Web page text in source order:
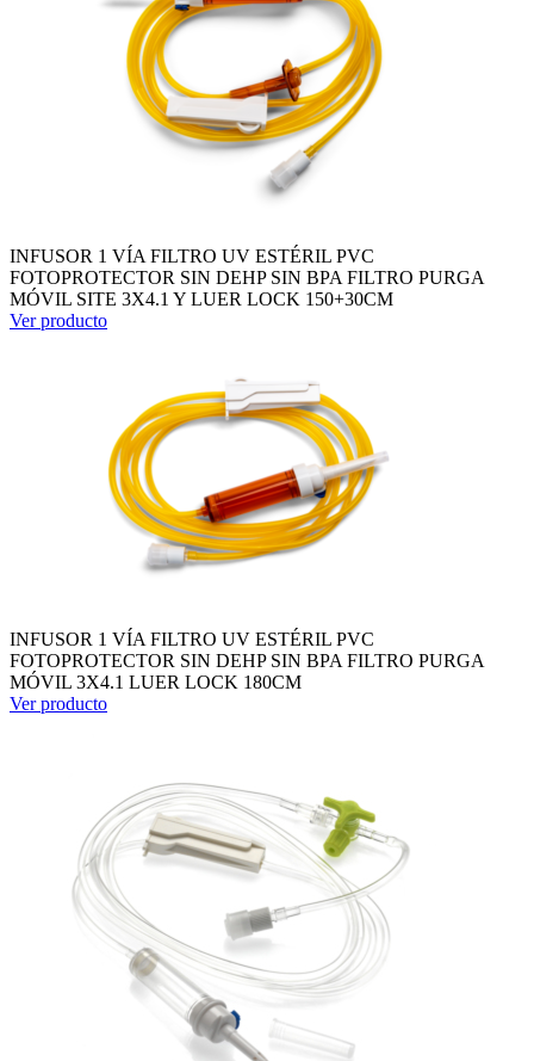
INFUSOR 1 VÍA FILTRO UV ESTÉRIL PVC
FOTOPROTECTOR SIN DEHP SIN BPA FILTRO PURGA
MÓVIL SITE 3X4.1 Y LUER LOCK 150+30CM
Ver producto
INFUSOR 1 VÍA FILTRO UV ESTÉRIL PVC
FOTOPROTECTOR SIN DEHP SIN BPA FILTRO PURGA
MÓVIL 3X4.1 LUER LOCK 180CM
Ver producto